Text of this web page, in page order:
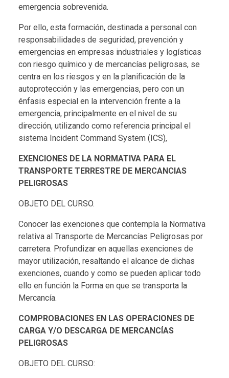
emergencia sobrevenida.
Por ello, esta formación, destinada a personal con
responsabilidades de seguridad, prevención y
emergencias en empresas industriales y logísticas
con riesgo químico y de mercancías peligrosas, se
centra en los riesgos y en la planificación de la
autoprotección y las emergencias, pero con un
énfasis especial en la intervención frente a la
emergencia, principalmente en el nivel de su
dirección, utilizando como referencia principal el
sistema Incident Command System (ICS),
EXENCIONES DE LA NORMATIVA PARA EL
TRANSPORTE TERRESTRE DE MERCANCIAS
PELIGROSAS
OBJETO DEL CURSO.
Conocer las exenciones que contempla la Normativa
relativa al Transporte de Mercancías Peligrosas por
carretera. Profundizar en aquellas exenciones de
mayor utilización, resaltando el alcance de dichas
exenciones, cuando y como se pueden aplicar todo
ello en función la Forma en que se transporta la
Mercancía.
COMPROBACIONES EN LAS OPERACIONES DE
CARGA Y/O DESCARGA DE MERCANCÍAS
PELIGROSAS
OBJETO DEL CURSO: